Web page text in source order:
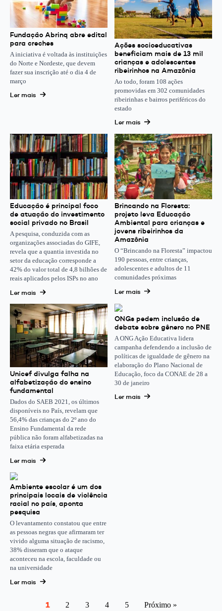
Fundação Abrinq abre edital
para creches
A iniciativa é voltada às instituições
do Norte e Nordeste, que devem
fazer sua inscrição até o dia 4 de
março
Ler mais
Ações socioeducativas
beneficiam mais de 13 mil
crianças e adolescentes
ribeirinhos na Amazônia
Ao todo, foram 108 ações
promovidas em 302 comunidades
ribeirinhas e bairros periféricos do
estado
Ler mais
Educação é principal foco
de atuação do investimento
social privado no Brasil
A pesquisa, conduzida com as
organizações associadas do GIFE,
revela que a quantia investida no
setor da educação corresponde a
42% do valor total de 4,8 bilhões de
reais aplicados pelos ISPs no ano
Ler mais
Brincando na Floresta:
projeto leva Educação
Ambiental para crianças e
jovens ribeirinhos da
Amazônia
O “Brincando na Floresta” impactou
190 pessoas, entre crianças,
adolescentes e adultos de 11
comunidades próximas
Ler mais
Unicef divulga falha na
alfabetização do ensino
fundamental
Dados do SAEB 2021, os últimos
disponíveis no País, revelam que
56,4% das crianças do 2º ano do
Ensino Fundamental da rede
pública não foram alfabetizadas na
faixa etária esperada
Ler mais
ONGs pedem inclusão de
debate sobre gênero no PNE
A ONG Ação Educativa lidera
campanha defendendo a inclusão de
políticas de igualdade de gênero na
elaboração do Plano Nacional de
Educação, foco da CONAE de 28 a
30 de janeiro
Ler mais
Ambiente escolar é um dos
principais locais de violência
racial no país, aponta
pesquisa
O levantamento constatou que entre
as pessoas negras que afirmaram ter
vivido alguma situação de racismo,
38% disseram que o ataque
aconteceu na escola, faculdade ou
na universidade
Ler mais
1 2 3 4 5 Próximo »